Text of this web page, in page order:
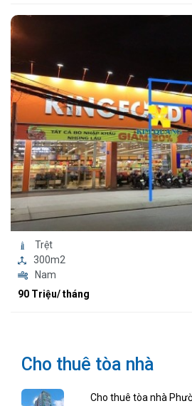
Trệt
300m2
Nam
90 Triệu/ tháng
Cho thuê tòa nhà
Cho thuê tòa nhà